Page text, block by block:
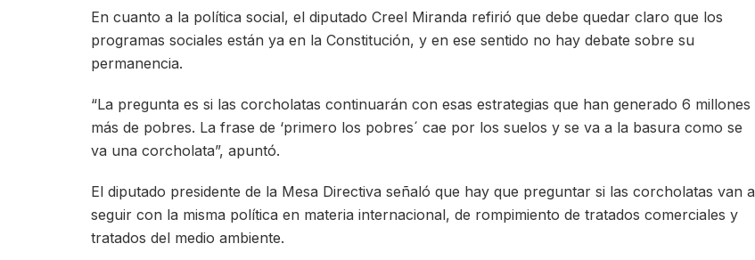
En cuanto a la política social, el diputado Creel Miranda refirió que debe quedar claro que los
programas sociales están ya en la Constitución, y en ese sentido no hay debate sobre su
permanencia.
“La pregunta es si las corcholatas continuarán con esas estrategias que han generado 6 millones
más de pobres. La frase de ‘primero los pobres´ cae por los suelos y se va a la basura como se
va una corcholata”, apuntó.
El diputado presidente de la Mesa Directiva señaló que hay que preguntar si las corcholatas van a
seguir con la misma política en materia internacional, de rompimiento de tratados comerciales y
tratados del medio ambiente.